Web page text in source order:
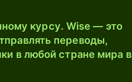
курсу. Wise — это
переводы,
в любой стране мира в